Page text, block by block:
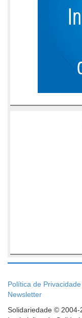
Política de
Newsletter
Solidariedade ©